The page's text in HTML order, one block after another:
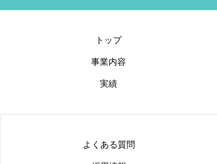
採用情報
お問い合わせ
トップ
事業内容
実績
よくある質問